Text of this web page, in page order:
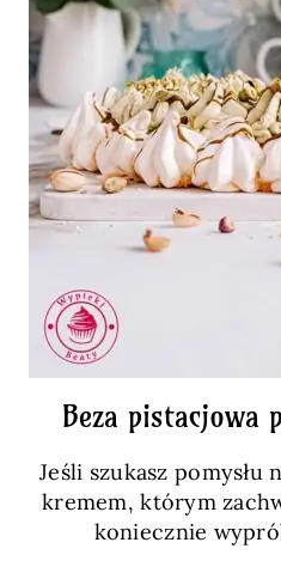
Beza pistacjowa
Jeśli szukasz pomysłu
kremem, którym
koniecznie